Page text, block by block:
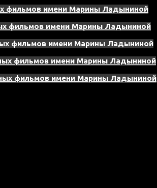
фильмов имени Марины Ладыниной
фильмов имени Марины Ладыниной
фильмов имени Марины Ладыниной
фильмов имени Марины Ладыниной
фильмов имени Марины Ладыниной